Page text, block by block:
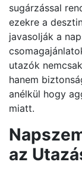
sugárzással
ezekre a
javasolják a
utazók
hanem
anélkül hogy
miatt.
az